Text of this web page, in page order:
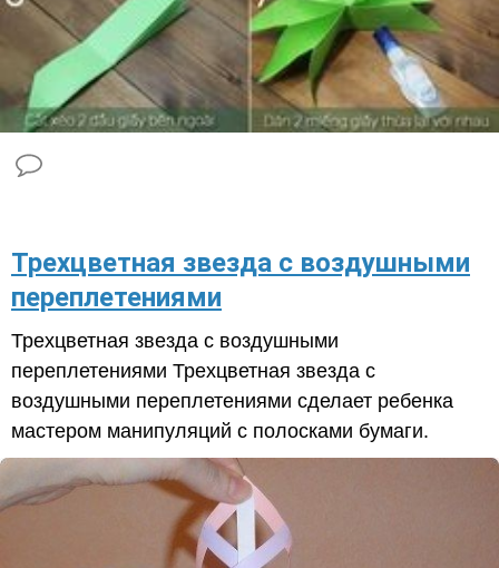
​Трехцветная звезда с воздушными
переплетениями
Трехцветная звезда с воздушными
переплетениями Трехцветная звезда с
воздушными переплетениями сделает ребенка
мастером манипуляций с полосками бумаги.